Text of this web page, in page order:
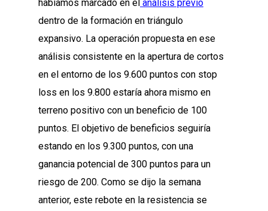
habíamos marcado en el análisis previo
dentro de la formación en triángulo
expansivo. La operación propuesta en ese
análisis consistente en la apertura de cortos
en el entorno de los 9.600 puntos con stop
loss en los 9.800 estaría ahora mismo en
terreno positivo con un beneficio de 100
puntos. El objetivo de beneficios seguiría
estando en los 9.300 puntos, con una
ganancia potencial de 300 puntos para un
riesgo de 200. Como se dijo la semana
anterior, este rebote en la resistencia se